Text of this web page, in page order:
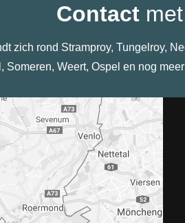
Contactmet
zich rond Stramproy, Tungelroy,
Someren, Weert, Ospel en nog